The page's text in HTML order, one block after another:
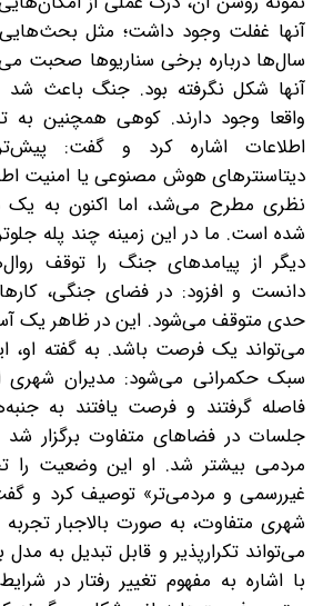
آنها غفلت وجود داشت؛ مثل بحث‌هایی
سال‌ها درباره برخی سناریوها صحبت
آنها شکل نگرفته بود. جنگ باعث شد
واقعا وجود دارند. کوهی همچنین به
اطلاعات اشاره کرد و گفت:
دیتاسنترهای هوش مصنوعی یا امنیت
نظری مطرح می‌شد، اما اکنون به یک
شده است. ما در این زمینه چند پله
دیگر از پیامدهای جنگ را توقف
دانست و افزود: در فضای جنگی،
حدی متوقف می‌شود. این در ظاهر یک
می‌تواند یک فرصت باشد. به گفته او،
سبک حکمرانی می‌شود: مدیران شهری
فاصله گرفتند و فرصت یافتند به
جلسات در فضاهای متفاوت برگزار شد
مردمی بیشتر شد. او این وضعیت را
غیررسمی و مردمی‌تر» توصیف کرد و
شهری متفاوت، به‌ صورت بالاجبار
می‌تواند تکرارپذیر و قابل تبدیل به
با اشاره به مفهوم تغییر رفتار در